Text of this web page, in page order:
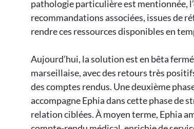
pathologie particulière est mentionnée,
recommandations associées, issues de
rendre ces ressources disponibles en
Aujourd’hui, la solution est en bêta
marseillaise, avec des retours très
des comptes rendus. Une deuxième
accompagne Ephia dans cette phase de
relation ciblées. À moyen terme, Ephia